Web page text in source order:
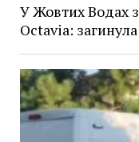
У Жовтих Водах
Octavia: